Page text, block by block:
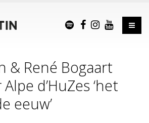
& René Bogaart
d’HuZes ‘het
eeuw’